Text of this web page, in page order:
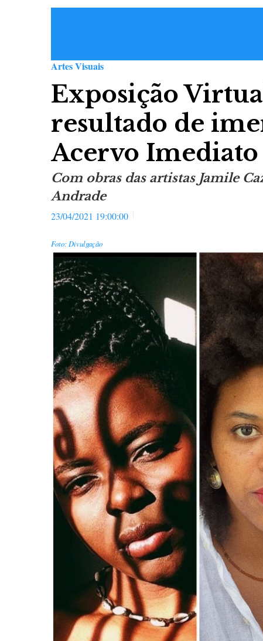
Artes Visuais
Exposição
resultado de
Acervo Imediato
Com obras das artistas Jamile
Andrade
23/04/2021 19:00:00
Foto: Divulgação